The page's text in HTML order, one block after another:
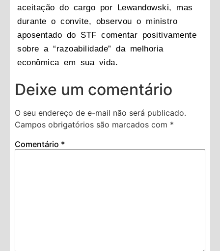
aceitação do cargo por Lewandowski, mas
durante o convite, observou o ministro
aposentado do STF comentar positivamente
sobre a “razoabilidade” da melhoria
econômica em sua vida.
Deixe um comentário
O seu endereço de e-mail não será publicado.
Campos obrigatórios são marcados com *
Comentário *